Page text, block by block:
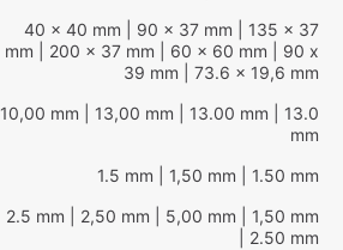
40 x 40 mm | 90 x 37 mm | 135 x 37
mm | 200 x 37 mm | 60 x 60 mm | 90 x
39 mm | 73.6 x 19,6 mm
10,00 mm | 13,00 mm | 13.00 mm | 13.0
mm
1.5 mm | 1,50 mm | 1.50 mm
2.5 mm | 2,50 mm | 5,00 mm | 1,50 mm
| 2.50 mm